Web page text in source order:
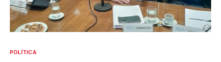
POLÍTICA